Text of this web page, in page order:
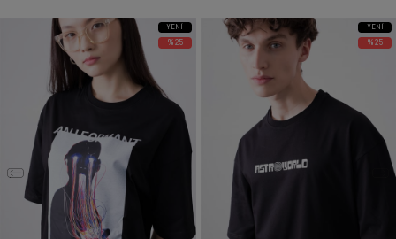
YENI
ÜRÜN
%25
YENI
ÜRÜN
%25